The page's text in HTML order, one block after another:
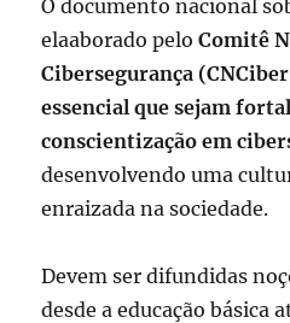
O documento nacional
elaaborado peloComitê
Cibersegurança
essencial que sejam
conscientização em
desenvolvendo uma
enraizada na sociedade.
Devem ser difundidas
desde a educação básica